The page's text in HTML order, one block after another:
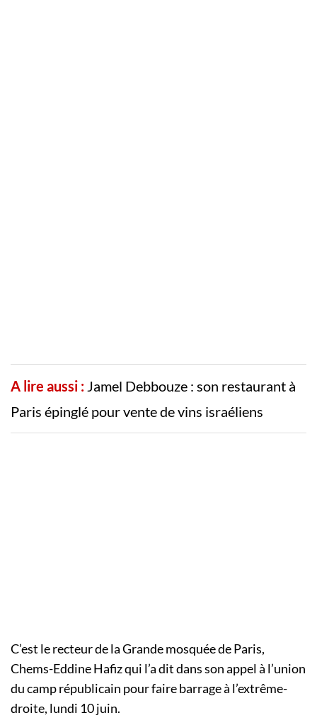
A lire aussi : Jamel Debbouze : son restaurant à
Paris épinglé pour vente de vins israéliens
C’est le recteur de la Grande mosquée de Paris,
Chems-Eddine Hafiz qui l’a dit dans son appel à l’union
du camp républicain pour faire barrage à l’extrême-
droite, lundi 10 juin.